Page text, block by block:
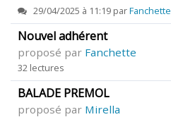
29/04/2025 à 11:19 parFanchette
Nouvel adhérent
proposé par Fanchette
32 lectures
BALADE PREMOL
proposé par Mirella